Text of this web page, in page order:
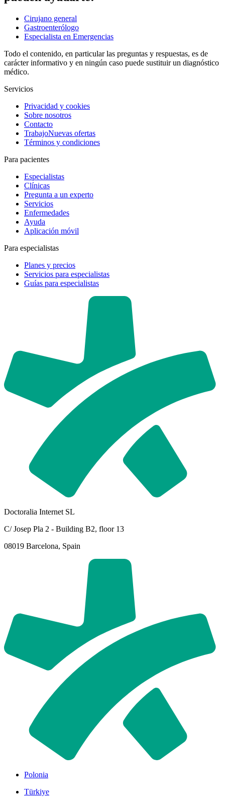
Cirujano general
Gastroenterólogo
Especialista en Emergencias
Todo el contenido, en particular las preguntas y respuestas, es de
carácter informativo y en ningún caso puede sustituir un diagnóstico
médico.
Servicios
Privacidad y cookies
Sobre nosotros
Contacto
TrabajoNuevas ofertas
Términos y condiciones
Para pacientes
Especialistas
Clínicas
Pregunta a un experto
Servicios
Enfermedades
Ayuda
Aplicación móvil
Para especialistas
Planes y precios
Servicios para especialistas
Guías para especialistas
Doctoralia Internet SL
C/ Josep Pla 2 - Building B2, floor 13
08019 Barcelona, Spain
Polonia
Türkiye